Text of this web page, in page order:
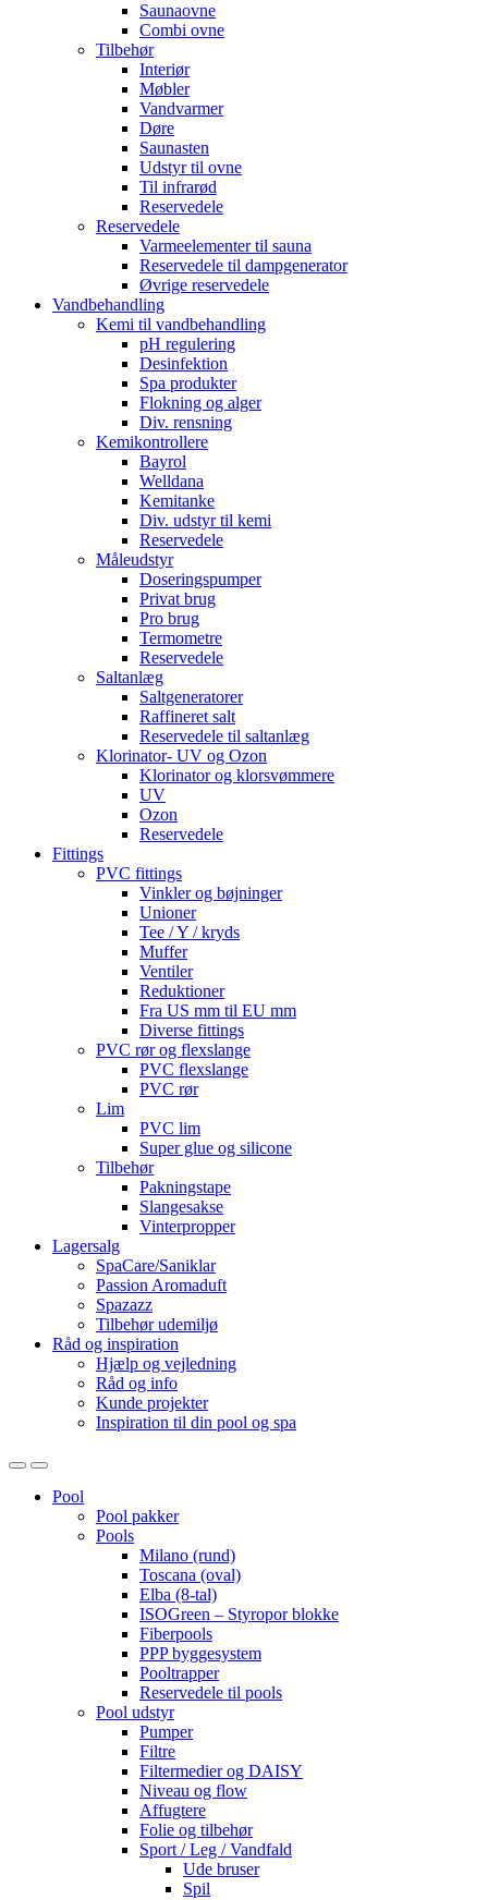
Saunaovne
Combi ovne
Tilbehør
Interiør
Møbler
Vandvarmer
Døre
Saunasten
Udstyr til ovne
Til infrarød
Reservedele
Reservedele
Varmeelementer til sauna
Reservedele til dampgenerator
Øvrige reservedele
Vandbehandling
Kemi til vandbehandling
pH regulering
Desinfektion
Spa produkter
Flokning og alger
Div. rensning
Kemikontrollere
Bayrol
Welldana
Kemitanke
Div. udstyr til kemi
Reservedele
Måleudstyr
Doseringspumper
Privat brug
Pro brug
Termometre
Reservedele
Saltanlæg
Saltgeneratorer
Raffineret salt
Reservedele til saltanlæg
Klorinator- UV og Ozon
Klorinator og klorsvømmere
UV
Ozon
Reservedele
Fittings
PVC fittings
Vinkler og bøjninger
Unioner
Tee / Y / kryds
Muffer
Ventiler
Reduktioner
Fra US mm til EU mm
Diverse fittings
PVC rør og flexslange
PVC flexslange
PVC rør
Lim
PVC lim
Super glue og silicone
Tilbehør
Pakningstape
Slangesakse
Vinterpropper
Lagersalg
SpaCare/Saniklar
Passion Aromaduft
Spazazz
Tilbehør udemiljø
Råd og inspiration
Hjælp og vejledning
Råd og info
Kunde projekter
Inspiration til din pool og spa
OpenClose
Pool
Pool pakker
Pools
Milano (rund)
Toscana (oval)
Elba (8-tal)
ISOGreen – Styropor blokke
Fiberpools
PPP byggesystem
Pooltrapper
Reservedele til pools
Pool udstyr
Pumper
Filtre
Filtermedier og DAISY
Niveau og flow
Affugtere
Folie og tilbehør
Sport / Leg / Vandfald
Ude bruser
Spil